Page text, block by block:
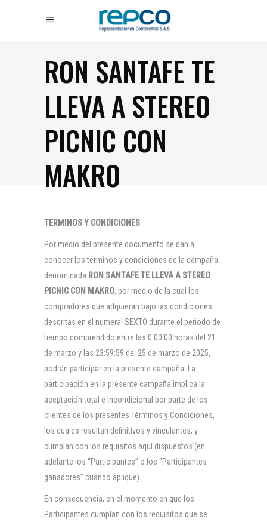
RON SANTAFE TE
LLEVA A STEREO
PICNIC CON
MAKRO
TERMINOS Y CONDICIONES
Por medio del presente documento se dan a
conocer los términos y condiciones de la campaña
denominada RON SANTAFE TE LLEVA A STEREO
PICNIC CON MAKRO, por medio de la cual los
compradores que adquieran bajo las condiciones
descritas en el numeral SEXTO durante el periodo de
tiempo comprendido entre las 0:00:00 horas del 21
de marzo y las 23:59:59 del 25 de marzo de 2025,
podrán participar en la presente campaña. La
participación en la presente campaña implica la
aceptación total e incondicional por parte de los
clientes de los presentes Términos y Condiciones,
los cuales resultan definitivos y vinculantes, y
cumplan con los requisitos aquí dispuestos (en
adelante los “Participantes” o los “Participantes
ganadores” cuando aplique).
En consecuencia, en el momento en que los
Participantes cumplan con los requisitos que se